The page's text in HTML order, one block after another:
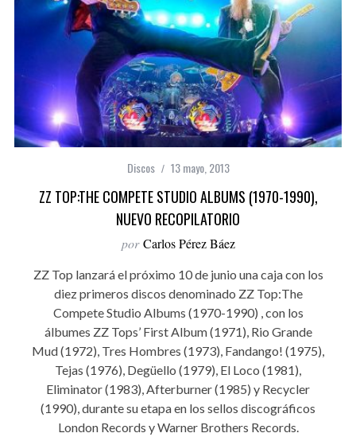
Discos 13 mayo, 2013
ZZ TOP:THE COMPETE STUDIO ALBUMS (1970-1990),
NUEVO RECOPILATORIO
por Carlos Pérez Báez
ZZ Top lanzará el próximo 10 de junio una caja con los
diez primeros discos denominado ZZ Top:The
Compete Studio Albums (1970-1990) , con los
álbumes ZZ Tops’ First Album (1971), Rio Grande
Mud (1972), Tres Hombres (1973), Fandango! (1975),
Tejas (1976), Degüello (1979), El Loco (1981),
Eliminator (1983), Afterburner (1985) y Recycler
(1990), durante su etapa en los sellos discográficos
London Records y Warner Brothers Records.